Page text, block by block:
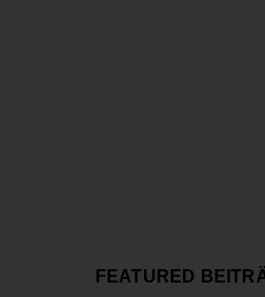
FEATURED